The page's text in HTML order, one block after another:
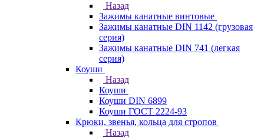
Назад
Зажимы канатные винтовые
Зажимы канатные DIN 1142 (грузовая
серия)
Зажимы канатные DIN 741 (легкая
серия)
Коуши
Назад
Коуши
Коуши DIN 6899
Коуши ГОСТ 2224-93
Крюки, звенья, кольца для стропов
Назад